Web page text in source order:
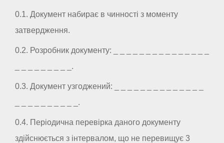
0.1. Документ набирає в чинності з моменту
затвердження.
0.2. Розробник документу: _ _ _ _ _ _ _ _ _ _ _ _ _ _ _
_ _ _ _ _ _ _ _ _.
0.3. Документ узгоджений: _ _ _ _ _ _ _ _ _ _ _ _ _ _
_ _ _ _ _ _ _ _ _ _.
0.4. Періодична перевірка даного документу
здійснюється з інтервалом, що не перевищує 3